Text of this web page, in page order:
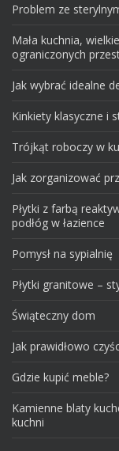
Problem ze
Mała kuchnia,
ograniczonych
Jak wybrać idealne
Kinkiety klasyczne i
Trójkąt roboczy w
Jak zorganizować
Płytki z farbą
podłóg w łazience
Pomysł na sypialnię
Płytki granitowe –
Świąteczny dom
Jak prawidłowo
Gdzie kupić meble?
Kamienne blaty
kuchni